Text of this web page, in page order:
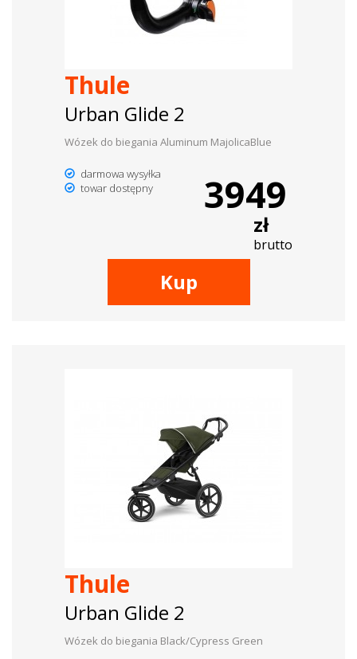
samochodowe
Thule
Urban Glide 2
Wózek do biegania Aluminum MajolicaBlue
darmowa wysyłka
towar dostępny
3949
zł
brutto
Kup
Thule
Urban Glide 2
Wózek do biegania Black/Cypress Green